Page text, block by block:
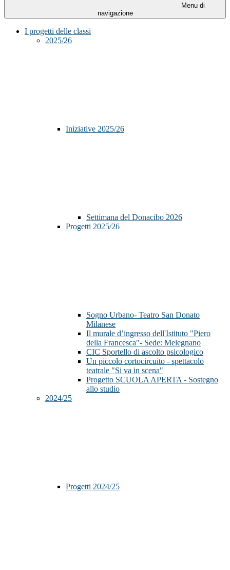
Menu di
navigazione
I progetti delle classi
2025/26
Iniziative 2025/26
Settimana del Donacibo 2026
Progetti 2025/26
Sogno Urbano- Teatro San Donato
Milanese
Il murale d’ingresso dell'Istituto "Piero
della Francesca"- Sede: Melegnano
CIC Sportello di ascolto psicologico
Un piccolo cortocircuito - spettacolo
teatrale "Si va in scena"
Progetto SCUOLA APERTA - Sostegno
allo studio
2024/25
Progetti 2024/25